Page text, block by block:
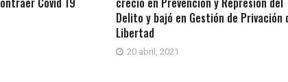
Delito y bajó en Gestión de Privación
Libertad
20 abril, 2021